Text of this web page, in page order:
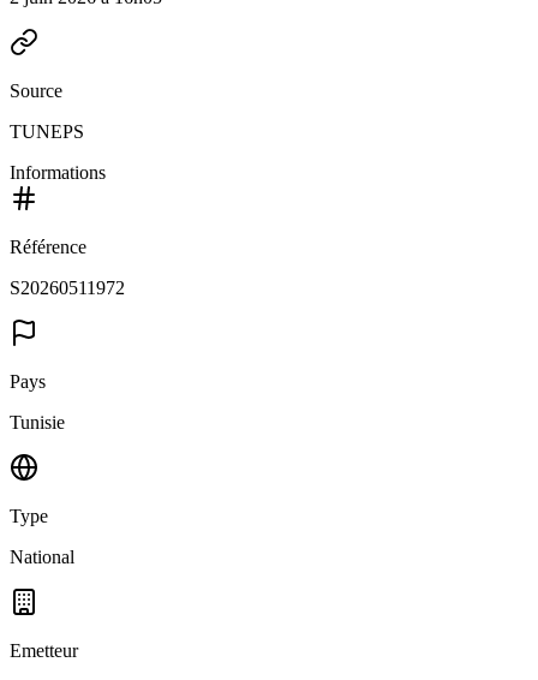
Source
TUNEPS
Informations
Référence
S20260511972
Pays
Tunisie
Type
National
Emetteur